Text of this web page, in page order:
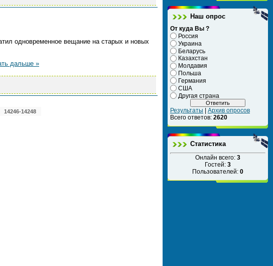
одновременное вещание на старых и новых
дальше »
14246-14248
Наш опрос
От куда Вы ?
Россия
Украина
Беларусь
Казахстан
Молдавия
Польша
Германия
США
Другая страна
Результаты
Архив опросов
Всего ответов: 2620
Статистика
Онлайн всего: 3
Гостей: 3
Пользователей: 0